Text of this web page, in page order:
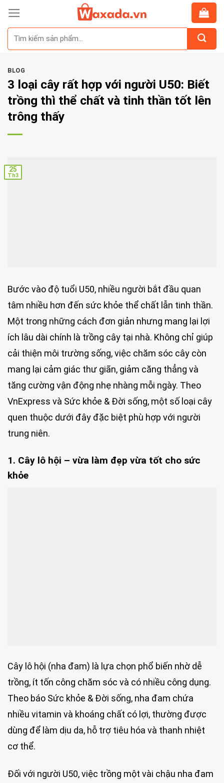
Skip
content
BLOG
3 loại cây rất hợp với người U50: Biết
trồng thì thể chất và tinh thần tốt lên
trông thấy
25
Th3
Bước vào độ tuổi U50, nhiều người bắt đầu quan
tâm nhiều hơn đến sức khỏe thể chất lẫn tinh thần.
Một trong những cách đơn giản nhưng mang lại lợi
ích lâu dài chính là trồng cây tại nhà. Không chỉ giúp
cải thiện môi trường sống, việc chăm sóc cây còn
mang lại cảm giác thư giãn, giảm căng thẳng và
tăng cường vận động nhẹ nhàng mỗi ngày. Theo
VnExpress và Sức khỏe & Đời sống, một số loại cây
quen thuộc dưới đây đặc biệt phù hợp với người
trung niên.
1. Cây lô hội – vừa làm đẹp vừa tốt cho sức
khỏe
Cây lô hội (nha đam) là lựa chọn phổ biến nhờ dễ
trồng, ít tốn công chăm sóc và có nhiều công dụng.
Theo báo Sức khỏe & Đời sống, nha đam chứa
nhiều vitamin và khoáng chất có lợi, thường được
dùng để làm dịu da, hỗ trợ tiêu hóa và thanh nhiệt
cơ thể.
Đối với người U50, việc trồng một vài chậu nha đam